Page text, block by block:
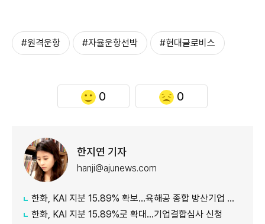
#원격운항 #자율운항선박 #현대글로비스
0 0
한지연 기자
hanji@ajunews.com
한화, KAI 지분 15.89% 확보…육해공 종합 방산기업 도약
한화, KAI 지분 15.89%로 확대…기업결합심사 신청